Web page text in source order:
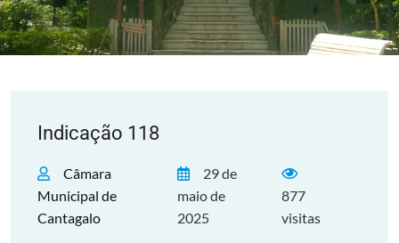
Indicação 118
Câmara
Municipal de
Cantagalo
29 de
maio de
2025
877
visitas